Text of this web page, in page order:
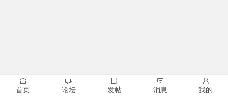
首页 论坛 发帖 消息 我的